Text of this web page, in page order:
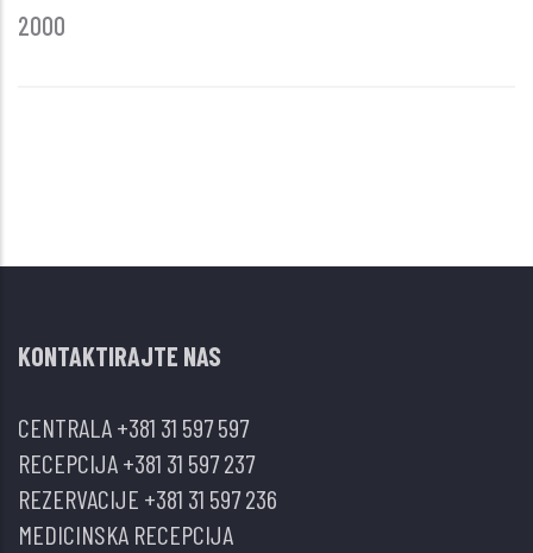
2000
KONTAKTIRAJTE NAS
CENTRALA+381 31 597 597
RECEPCIJA+381 31 597 237
REZERVACIJE +381 31 597 236
MEDICINSKA RECEPCIJA